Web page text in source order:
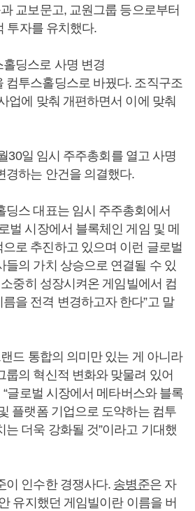
교보문고, 교원그룹 등으로부터
투자를 유치했다.
딩스로 사명 변경
컴투스홀딩스로 바꿨다. 조직구조
업에 맞춰 개편하면서 이에 맞춰
30일 임시 주주총회를 열고 사명
경하는 안건을 의결했다.
딩스 대표는 임시 주주총회에서
벌 시장에서 블록체인 게임 및 메
로 추진하고 있으며 이런 글로벌
들의 가치 상승으로 연결될 수 있
중히 성장시켜온 게임빌에서 컴
을 전격 변경하고자 한다”고 말
드 통합의 의미만 있는 게 아니라
룹의 혁신적 변화와 맞물려 있어
“글로벌 시장에서 메타버스와 블록
플랫폼 기업으로 도약하는 컴투
는 더욱 강화될 것”이라고 기대했
이 인수한 경쟁사다. 송병준은 자
유지했던 게임빌이란 이름을 버